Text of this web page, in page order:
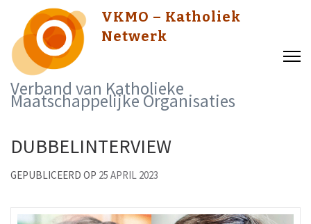
content
(Press
Enter)
VKMO – Katholiek
Netwerk
Verband van Katholieke
Maatschappelijke Organisaties
DUBBELINTERVIEW
GEPUBLICEERD OP 25 APRIL 2023